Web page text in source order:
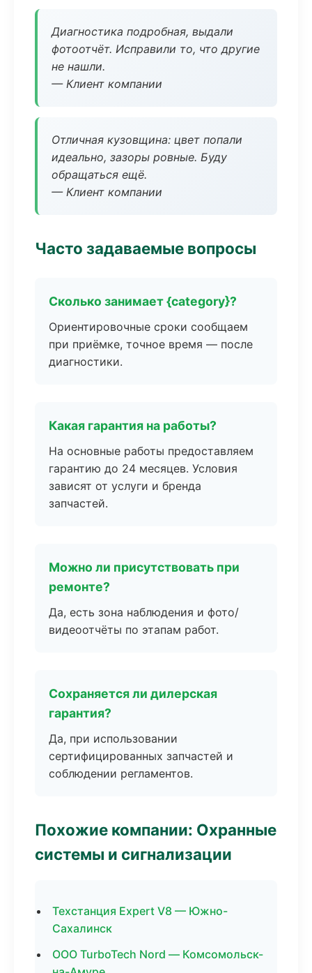
Диагностика подробная, выдали
фотоотчёт. Исправили то, что другие
не нашли.
— Клиент компании
Отличная кузовщина: цвет попали
идеально, зазоры ровные. Буду
обращаться ещё.
— Клиент компании
Часто задаваемые вопросы
Сколько занимает {category}?
Ориентировочные сроки сообщаем
при приёмке, точное время — после
диагностики.
Какая гарантия на работы?
На основные работы предоставляем
гарантию до 24 месяцев. Условия
зависят от услуги и бренда
запчастей.
Можно ли присутствовать при
ремонте?
Да, есть зона наблюдения и фото/
видеоотчёты по этапам работ.
Сохраняется ли дилерская
гарантия?
Да, при использовании
сертифицированных запчастей и
соблюдении регламентов.
Похожие компании: Охранные
системы и сигнализации
Техстанция Expert V8 — Южно-
Сахалинск
ООО TurboTech Nord — Комсомольск-